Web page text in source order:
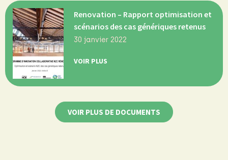
Renovation – Rapport optimisation et
scénarios des cas génériques retenus
30 janvier 2022
VOIR PLUS
VOIR PLUS DE DOCUMENTS